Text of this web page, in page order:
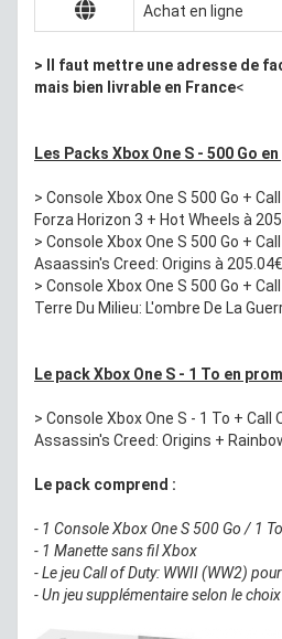
Achat en ligne
> Il faut mettre une adresse de
mais bien livrable en France<
Les Packs Xbox One S - 500 Go
> Console Xbox One S 500 Go +
Forza Horizon 3 + Hot Wheels à
> Console Xbox One S 500 Go +
Asaassin's Creed: Origins à 205.04€
> Console Xbox One S 500 Go +
Terre Du Milieu: L'ombre De La
Le pack Xbox One S - 1 To en
> Console Xbox One S - 1 To + Call
Assassin's Creed: Origins +
Le pack comprend :
- 1 Console Xbox One S 500 Go / 1 To
- 1 Manette sans fil Xbox
- Le jeu Call of Duty: WWII (WW2)
- Un jeu supplémentaire selon le